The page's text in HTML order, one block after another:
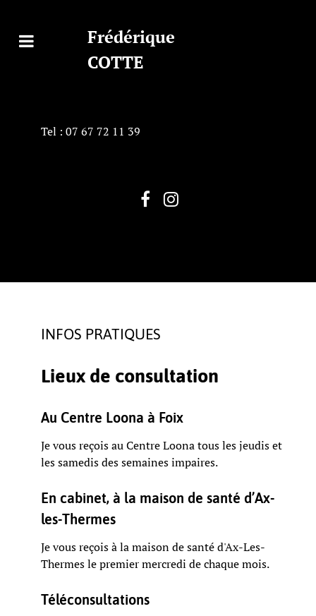
Frédérique
COTTE
Tel : 07 67 72 11 39
INFOS PRATIQUES
Lieux de consultation
Au Centre Loona à Foix
Je vous reçois au Centre Loona tous les jeudis et
les samedis des semaines impaires.
En cabinet, à la maison de santé d’Ax-
les-Thermes
Je vous reçois à la maison de santé d'Ax-Les-
Thermes le premier mercredi de chaque mois.
Téléconsultations